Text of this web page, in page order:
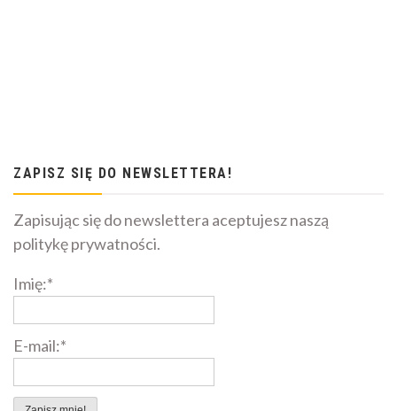
ZAPISZ SIĘ DO NEWSLETTERA!
Zapisując się do newslettera aceptujesz naszą
politykę prywatności.
Imię:*
E-mail:*